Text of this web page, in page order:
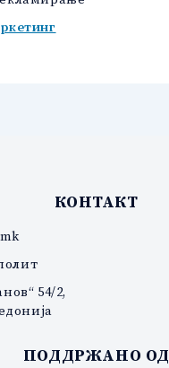
КОНТАКТ
54/2,
ПОДДРЖАНО ОД